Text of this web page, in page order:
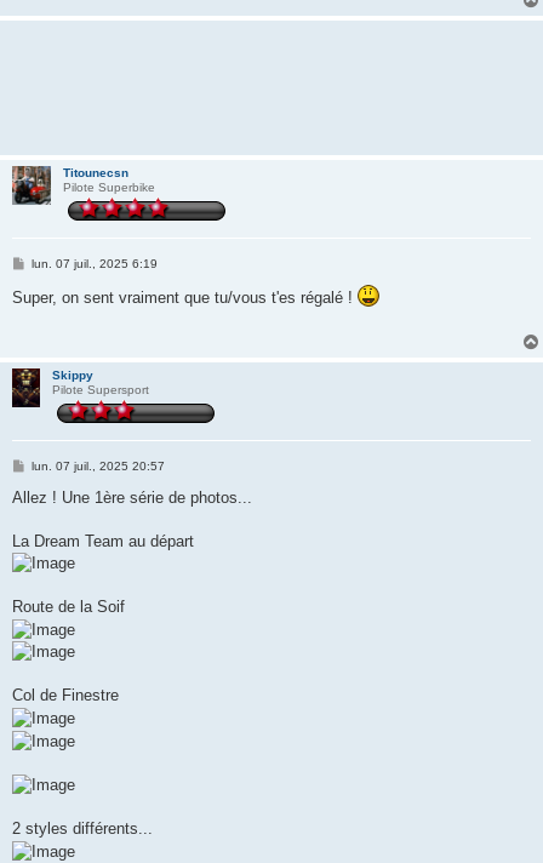
Titounecsn
Pilote Superbike
M
s
lun. 07 juil., 2025 6:19
Super, on sent vraiment que tu/vous t'es régalé !
Skippy
Pilote Supersport
M
s
g
e
lun. 07 juil., 2025 20:57
Allez ! Une 1ère série de photos...
La Dream Team au départ
Route de la Soif
Col de Finestre
2 styles différents...